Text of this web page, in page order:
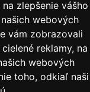
zlepšenie vášho
webových
vám zobrazovali
reklamy, na
webových
toho, odkiaľ naši
ZÓNY
podmienky
údajov